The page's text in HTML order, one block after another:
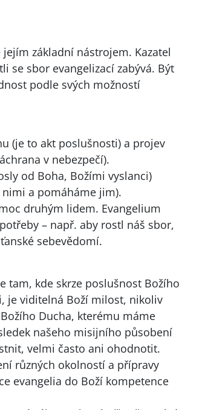
základní nástrojem. Kazatel
se sbor evangelizací zabývá. Být
podle svých možností
(je to akt poslušnosti) a projev
v nebezpečí).
od Boha, Božími vyslanci)
a pomáháme jim).
druhým lidem. Evangelium
– např. aby rostl náš sbor,
sebevědomí.
tam, kde skrze poslušnost Božího
je viditelná Boží milost, nikoliv
Ducha, kterému máme
našeho misijního působení
velmi často ani ohodnotit.
různých okolností a přípravy
evangelia do Boží kompetence